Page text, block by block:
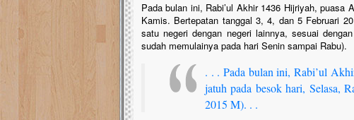
Pada bulan ini, Rabi’ul Akhir 1436 Hijriyah,
Kamis. Bertepatan tanggal 3, 4, dan 5 Februari
satu negeri dengan negeri lainnya, sesuai
sudah memulainya pada hari Senin sampai Rabu).
. . . Pada bulan ini, Rabi’ul
jatuh pada besok hari, Selasa,
2015 M). . .